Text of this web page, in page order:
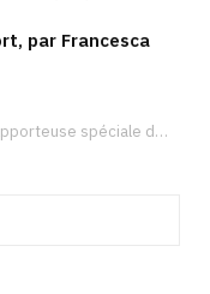
par Francesca
Francesca Albanese, rapporteuse spéciale de l’ONU sur les territoires palestiniens occupés, était à Tunis pour…